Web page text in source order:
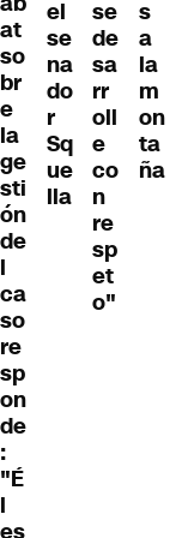
at
so
br
e
la
ge
sti
ón
de
l
ca
so
re
sp
on
de
:
"É
l
el
se
na
do
r
Sq
ue
lla
se
de
sa
rr
oll
e
co
n
re
sp
et
o"
s
a
la
m
on
ta
ña